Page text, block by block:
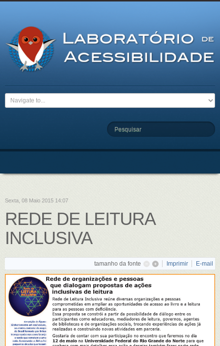
Sexta, 08 Maio 2015 14:07
REDE DE LEITURA
INCLUSIVA
tamanho da fonte Imprimir E-mail